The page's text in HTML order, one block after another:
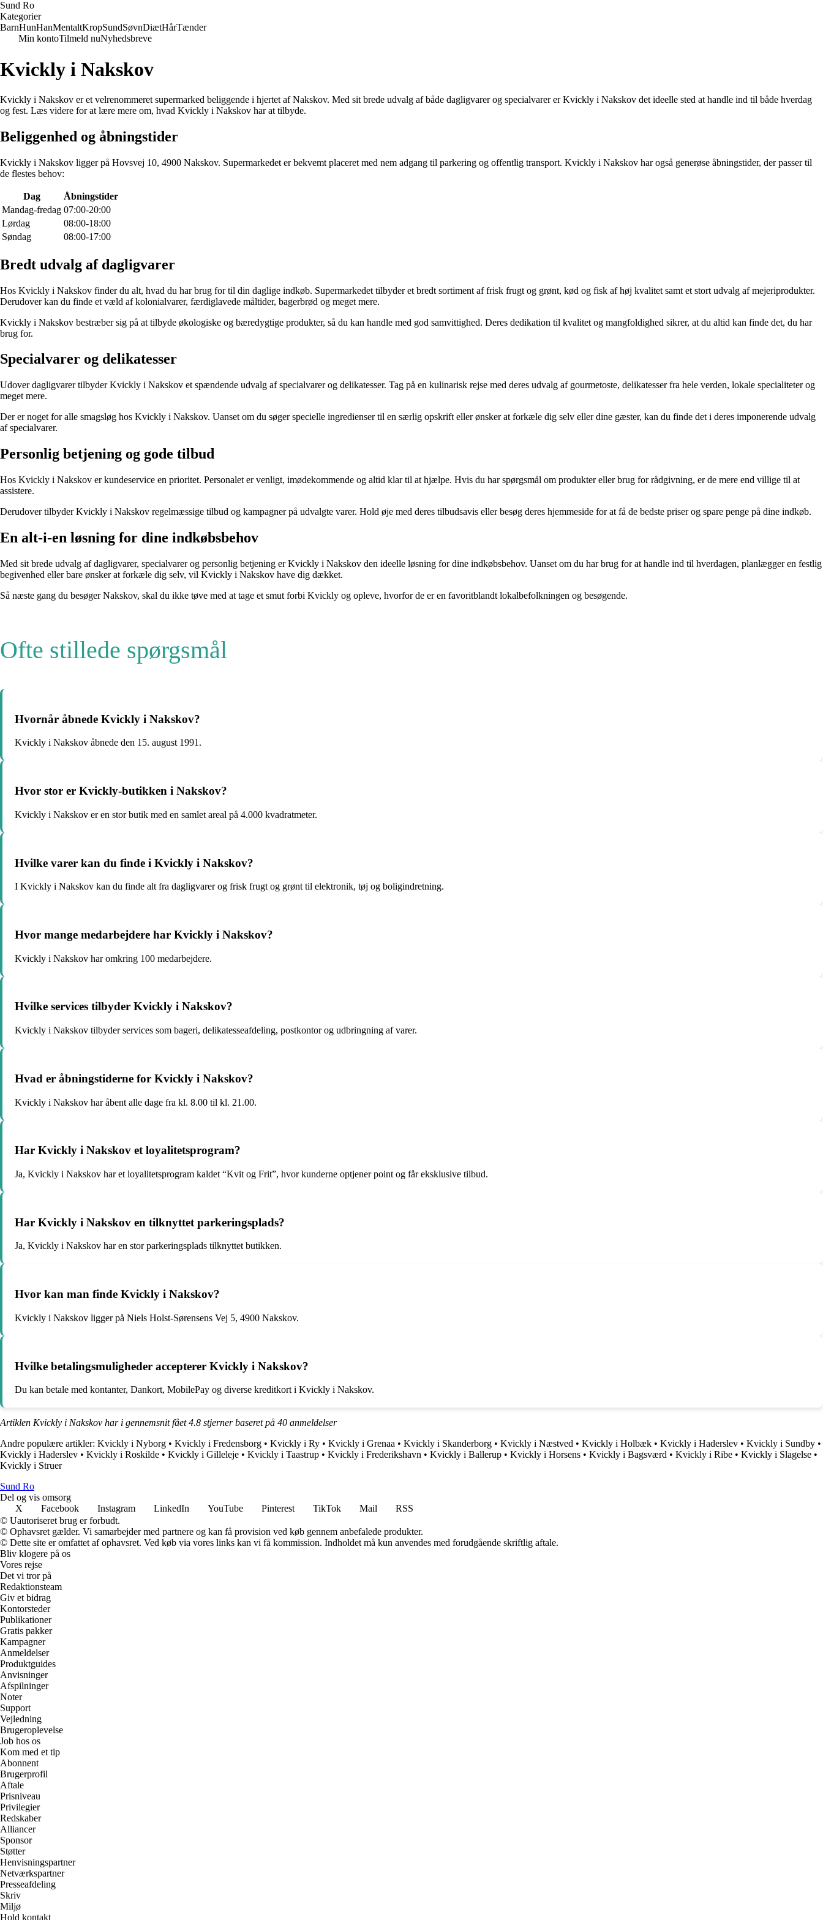
Sund Ro
Kategorier
BarnHunHanMentaltKropSundSøvnDiætHårTænder
Min kontoTilmeld nuNyhedsbreve
Kvickly i Nakskov
Kvickly i Nakskov er et velrenommeret supermarked beliggende i hjertet af Nakskov. Med sit brede udvalg af både dagligvarer og specialvarer er Kvickly i Nakskov det ideelle sted at handle ind til både hverdag
og fest. Læs videre for at lære mere om, hvad Kvickly i Nakskov har at tilbyde.
Beliggenhed og åbningstider
Kvickly i Nakskov ligger på Hovsvej 10, 4900 Nakskov. Supermarkedet er bekvemt placeret med nem adgang til parkering og offentlig transport. Kvickly i Nakskov har også generøse åbningstider, der passer til
de flestes behov:
Dag
Åbningstider
Mandag-fredag 07:00-20:00
Lørdag
08:00-18:00
Søndag
08:00-17:00
Bredt udvalg af dagligvarer
Hos Kvickly i Nakskov finder du alt, hvad du har brug for til din daglige indkøb. Supermarkedet tilbyder et bredt sortiment af frisk frugt og grønt, kød og fisk af høj kvalitet samt et stort udvalg af mejeriprodukter.
Derudover kan du finde et væld af kolonialvarer, færdiglavede måltider, bagerbrød og meget mere.
Kvickly i Nakskov bestræber sig på at tilbyde økologiske og bæredygtige produkter, så du kan handle med god samvittighed. Deres dedikation til kvalitet og mangfoldighed sikrer, at du altid kan finde det, du har
brug for.
Specialvarer og delikatesser
Udover dagligvarer tilbyder Kvickly i Nakskov et spændende udvalg af specialvarer og delikatesser. Tag på en kulinarisk rejse med deres udvalg af gourmetoste, delikatesser fra hele verden, lokale specialiteter og
meget mere.
Der er noget for alle smagsløg hos Kvickly i Nakskov. Uanset om du søger specielle ingredienser til en særlig opskrift eller ønsker at forkæle dig selv eller dine gæster, kan du finde det i deres imponerende udvalg
af specialvarer.
Personlig betjening og gode tilbud
Hos Kvickly i Nakskov er kundeservice en prioritet. Personalet er venligt, imødekommende og altid klar til at hjælpe. Hvis du har spørgsmål om produkter eller brug for rådgivning, er de mere end villige til at
assistere.
Derudover tilbyder Kvickly i Nakskov regelmæssige tilbud og kampagner på udvalgte varer. Hold øje med deres tilbudsavis eller besøg deres hjemmeside for at få de bedste priser og spare penge på dine indkøb.
En alt-i-en løsning for dine indkøbsbehov
Med sit brede udvalg af dagligvarer, specialvarer og personlig betjening er Kvickly i Nakskov den ideelle løsning for dine indkøbsbehov. Uanset om du har brug for at handle ind til hverdagen, planlægger en festlig
begivenhed eller bare ønsker at forkæle dig selv, vil Kvickly i Nakskov have dig dækket.
Så næste gang du besøger Nakskov, skal du ikke tøve med at tage et smut forbi Kvickly og opleve, hvorfor de er en favoritblandt lokalbefolkningen og besøgende.
Ofte stillede spørgsmål
Hvornår åbnede Kvickly i Nakskov?
Kvickly i Nakskov åbnede den 15. august 1991.
Hvor stor er Kvickly-butikken i Nakskov?
Kvickly i Nakskov er en stor butik med en samlet areal på 4.000 kvadratmeter.
Hvilke varer kan du finde i Kvickly i Nakskov?
I Kvickly i Nakskov kan du finde alt fra dagligvarer og frisk frugt og grønt til elektronik, tøj og boligindretning.
Hvor mange medarbejdere har Kvickly i Nakskov?
Kvickly i Nakskov har omkring 100 medarbejdere.
Hvilke services tilbyder Kvickly i Nakskov?
Kvickly i Nakskov tilbyder services som bageri, delikatesseafdeling, postkontor og udbringning af varer.
Hvad er åbningstiderne for Kvickly i Nakskov?
Kvickly i Nakskov har åbent alle dage fra kl. 8.00 til kl. 21.00.
Har Kvickly i Nakskov et loyalitetsprogram?
Ja, Kvickly i Nakskov har et loyalitetsprogram kaldet “Kvit og Frit”, hvor kunderne optjener point og får eksklusive tilbud.
Har Kvickly i Nakskov en tilknyttet parkeringsplads?
Ja, Kvickly i Nakskov har en stor parkeringsplads tilknyttet butikken.
Hvor kan man finde Kvickly i Nakskov?
Kvickly i Nakskov ligger på Niels Holst-Sørensens Vej 5, 4900 Nakskov.
Hvilke betalingsmuligheder accepterer Kvickly i Nakskov?
Du kan betale med kontanter, Dankort, MobilePay og diverse kreditkort i Kvickly i Nakskov.
Artiklen Kvickly i Nakskov har i gennemsnit fået4.8 stjerner baseret på 40 anmeldelser
Andre populære artikler: Kvickly i Nyborg • Kvickly i Fredensborg • Kvickly i Ry • Kvickly i Grenaa • Kvickly i Skanderborg • Kvickly i Næstved • Kvickly i Holbæk • Kvickly i Haderslev • Kvickly i Sundby •
Kvickly i Haderslev • Kvickly i Roskilde • Kvickly i Gilleleje • Kvickly i Taastrup • Kvickly i Frederikshavn • Kvickly i Ballerup • Kvickly i Horsens • Kvickly i Bagsværd • Kvickly i Ribe • Kvickly i Slagelse •
Kvickly i Struer
Sund Ro
Del og vis omsorg
X
Facebook Instagram LinkedIn YouTube Pinterest TikTok Mail
RSS
© Uautoriseret brug er forbudt.
© Ophavsret gælder. Vi samarbejder med partnere og kan få provision ved køb gennem anbefalede produkter.
© Dette site er omfattet af ophavsret. Ved køb via vores links kan vi få kommission. Indholdet må kun anvendes med forudgående skriftlig aftale.
Bliv klogere på os
Vores rejse
Det vi tror på
Redaktionsteam
Giv et bidrag
Kontorsteder
Publikationer
Gratis pakker
Kampagner
Anmeldelser
Produktguides
Anvisninger
Afspilninger
Noter
Support
Vejledning
Brugeroplevelse
Job hos os
Kom med et tip
Abonnent
Brugerprofil
Aftale
Prisniveau
Privilegier
Redskaber
Alliancer
Sponsor
Støtter
Henvisningspartner
Netværkspartner
Presseafdeling
Skriv
Miljø
Hold kontakt